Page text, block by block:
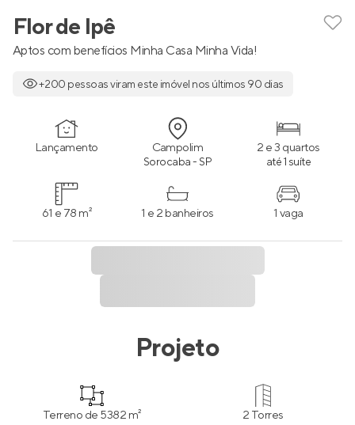
Flor de Ipê
Aptos com benefícios Minha Casa Minha Vida!
+200 pessoas viram este imóvel nos últimos 90 dias
Lançamento Campolim
Sorocaba - SP
2 e 3 quartos
até 1 suíte
61 e 78 m² 1 e 2 banheiros 1 vaga
Projeto
Terreno de 5382 m² 2 Torres